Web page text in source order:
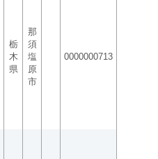
栃
木
県
那
須
塩
原
市
0000000713